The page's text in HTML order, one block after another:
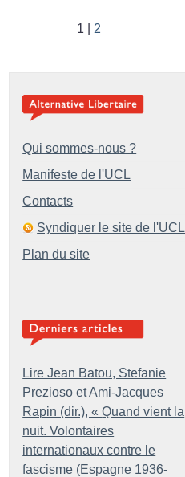
1 2
Qui sommes-nous ?
Manifeste de l'UCL
Contacts
Syndiquer le site de l'UCL
Plan du site
Lire Jean Batou, Stefanie
Prezioso et Ami-Jacques
Rapin (dir.), « Quand vient la
nuit. Volontaires
internationaux contre le
fascisme (Espagne 1936-